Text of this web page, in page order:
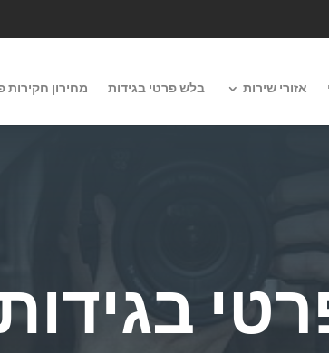
אזורי שירות בלש פרטי בגידות מחירון חקירות